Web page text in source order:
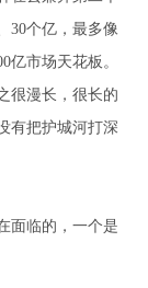
30个亿，最多像
亿市场天花板。
很漫长，很长的
有把护城河打深
面临的，一个是